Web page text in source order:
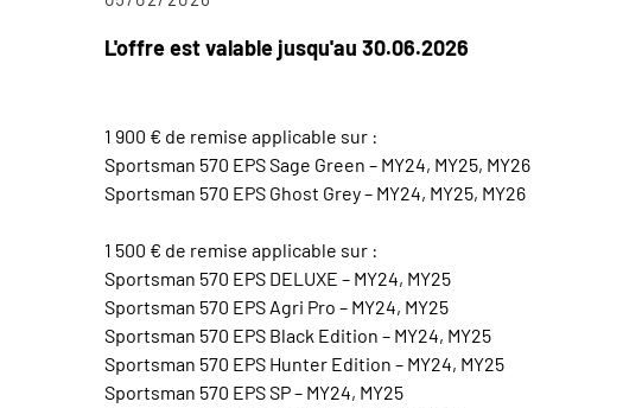
L'offre est valable jusqu'au 30.06.2026
1 900 € de remise applicable sur :
Sportsman 570 EPS Sage Green – MY24, MY25, MY26
Sportsman 570 EPS Ghost Grey – MY24, MY25, MY26
1 500 € de remise applicable sur :
Sportsman 570 EPS DELUXE – MY24, MY25
Sportsman 570 EPS Agri Pro – MY24, MY25
Sportsman 570 EPS Black Edition – MY24, MY25
Sportsman 570 EPS Hunter Edition – MY24, MY25
Sportsman 570 EPS SP – MY24, MY25